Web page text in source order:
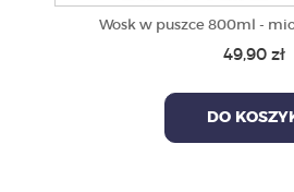
Wosk w puszce 800ml -
49,90 zł
DO